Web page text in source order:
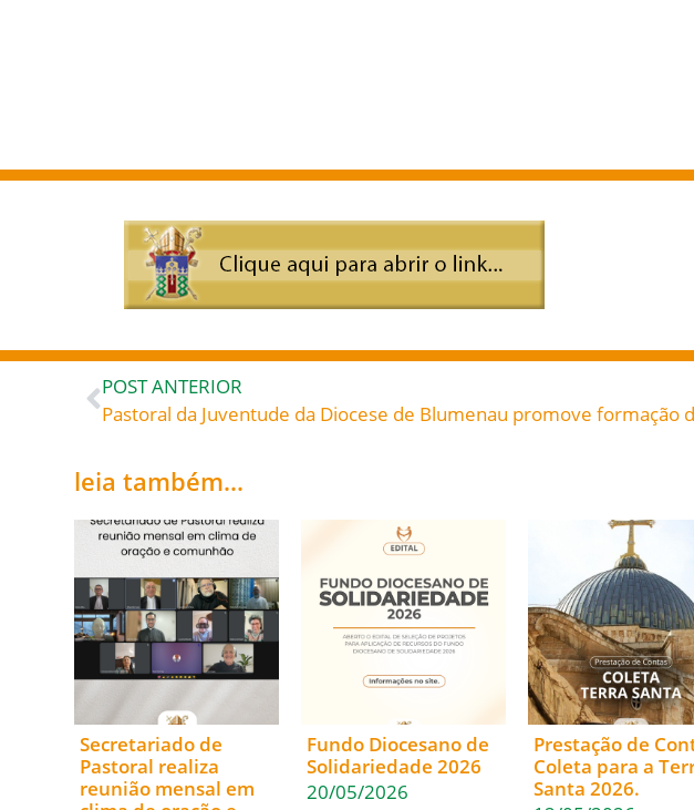
POST ANTERIOR
leia também...
Secretariado de
Pastoral realiza
reunião mensal em
Fundo Diocesano de
Solidariedade 2026
20/05/2026
Prestação de
Coleta para a
Santa 2026.